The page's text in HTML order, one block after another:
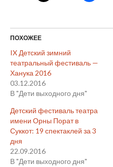
ПОХОЖЕЕ
IX Детский зимний
театральный фестиваль —
Ханука 2016
03.12.2016
В "Дети выходного дня"
Детский фестиваль театра
имени Орны Порат в
Суккот: 19 спектаклей за 3
дня
22.09.2016
В "Дети выходного дня"